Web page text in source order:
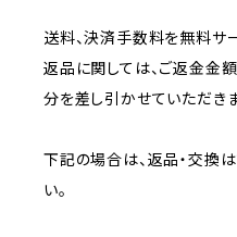
送料、決済手数料を無料サ
返品に関しては、ご返金金
分を差し引かせていただきま
下記の場合は、返品・交換
い。